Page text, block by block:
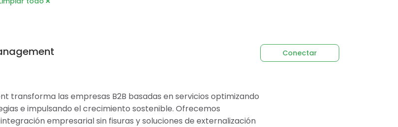
de Flujos de
transforma las empresas B2B basadas en servicios optimizando
e impulsando el crecimiento sostenible. Ofrecemos
empresarial sin fisuras y soluciones de externalización
Conectar